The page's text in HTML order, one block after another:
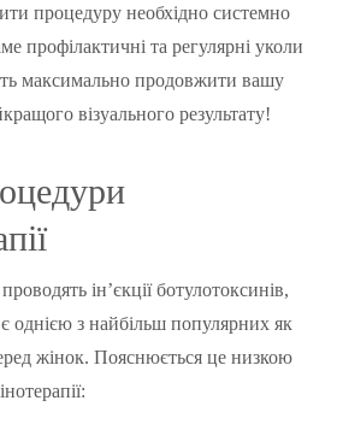
процедуру необхідно системно
профілактичні та регулярні уколи
максимально продовжити вашу
візуального результату!
ін’єкції ботулотоксинів,
однією з найбільш популярних як
жінок. Пояснюється це низкою